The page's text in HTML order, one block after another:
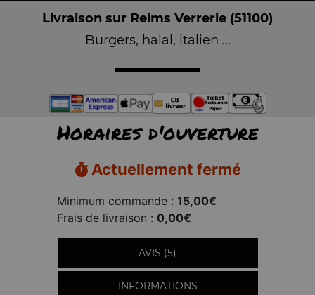
Livraison sur Reims Verrerie (51100)
Burgers, halal, italien ...
Horaires d'ouverture
Actuellement fermé
Minimum commande : 15,00€
Frais de livraison : 0,00€
AVIS (5)
INFORMATIONS